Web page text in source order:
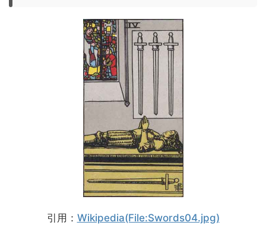
引用： Wikipedia(File:Swords04.jpg)